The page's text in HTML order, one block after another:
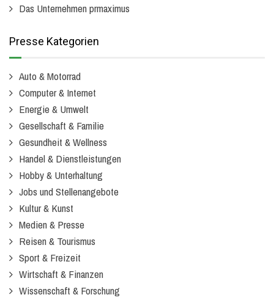
Das Unternehmen prmaximus
Presse Kategorien
Auto & Motorrad
Computer & Internet
Energie & Umwelt
Gesellschaft & Familie
Gesundheit & Wellness
Handel & Dienstleistungen
Hobby & Unterhaltung
Jobs und Stellenangebote
Kultur & Kunst
Medien & Presse
Reisen & Tourismus
Sport & Freizeit
Wirtschaft & Finanzen
Wissenschaft & Forschung